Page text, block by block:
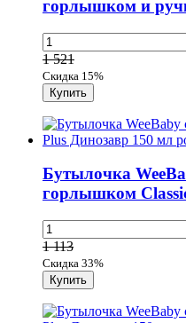
горлышком и
1 521
Скидка 15%
Бутылочка
горлышком
1 113
Скидка 33%